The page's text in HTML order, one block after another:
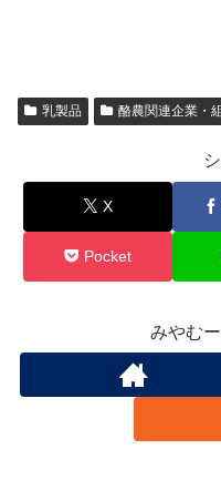
乳製品 酪農関連企業・
X
Pocket
みやむ